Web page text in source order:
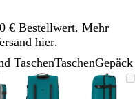
€ Bestellwert. Mehr
hier.
TaschenTaschenGepäck
verkleinerbares
Vergrößer-/
Bild
Zoom
auf
Klicken
zum
Verwenden
Sie
Bild
Zoom
auf
zum
Sie